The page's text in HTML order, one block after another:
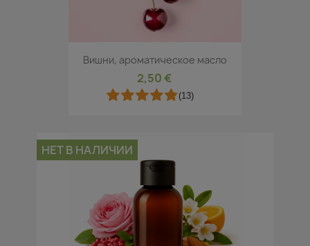
Вишни, ароматическое масло
2,50 €
(13)
НЕТ В НАЛИЧИИ